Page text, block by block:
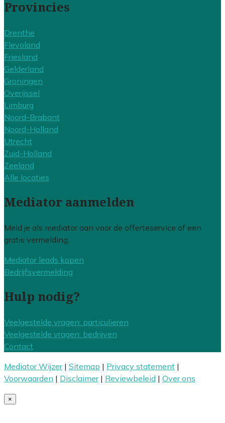
Provincies
Drenthe
Flevoland
Friesland
Gelderland
Groningen
Overijssel
Limburg
Noord-Brabant
Noord-Holland
Utrecht
Zuid-Holland
Zeeland
Alle locaties
Mediator aanmelden
Meld je als mediator aan voor de offerteservice of een
gratis vermelding.
Mediator leads kopen
Bedrijfsvermelding
Hulp nodig?
Veelgestelde vragen: particulieren
Veelgestelde vragen: bedrijven
Contact
Mediator Wijzer| Sitemap | Privacy statement |
Voorwaarden | Disclaimer| Reviewbeleid | Over ons
×